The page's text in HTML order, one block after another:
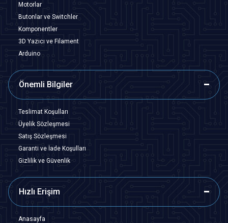
Motorlar
Butonlar ve Switchler
Komponentler
3D Yazıcı ve Filament
Arduino
Önemli Bilgiler
Teslimat Koşulları
Üyelik Sözleşmesi
Satış Sözleşmesi
Garanti ve İade Koşulları
Gizlilik ve Güvenlik
Hızlı Erişim
Anasayfa